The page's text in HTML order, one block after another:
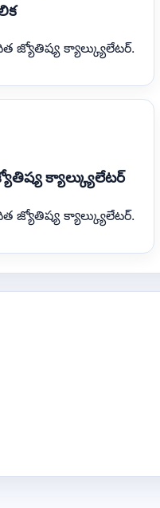
జ్యోతిష్య క్యాల్క్యులేటర్.
క్యాల్క్యులేటర్
జ్యోతిష్య క్యాల్క్యులేటర్.